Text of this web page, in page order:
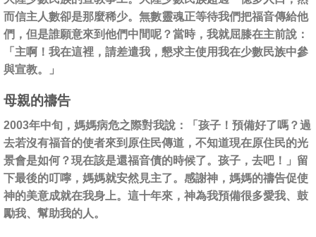
而信主人數卻是那麼稀少。無數靈魂正等待我們把福音傳給他
們，但是誰願意來到他們中間呢？當時，我就屈膝在主前說：
「主啊！我在這裡，請差遣我，懇求主使用我在少數民族中參
與宣教。」
母親的禱告
2003年中旬，媽媽病危之際對我說：「孩子！預備好了嗎？過
去若沒有福音的使者來到原住民傳道，不知道現在原住民的光
景會是如何？現在該是還福音債的時候了。孩子，去吧！」留
下最後的叮嚀，媽媽就安然見主了。感謝神，媽媽的禱告促使
神的美意成就在我身上。這十年來，神為我預備很多愛我、鼓
勵我、幫助我的人。